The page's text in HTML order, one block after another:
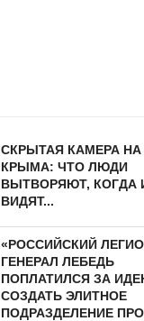
СКРЫТАЯ КАМЕРА
КРЫМА: ЧТО ЛЮДИ
ВЫТВОРЯЮТ, КОГДА
ВИДЯТ...
«РОССИЙСКИЙ
ГЕНЕРАЛ ЛЕБЕДЬ
ПОПЛАТИЛСЯ ЗА
СОЗДАТЬ ЭЛИТНОЕ
ПОДРАЗДЕЛЕНИЕ